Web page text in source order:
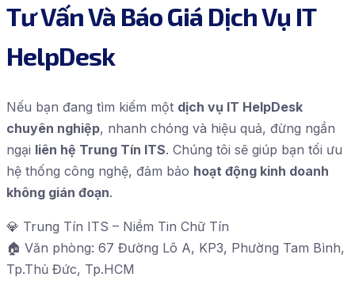
Tư Vấn Và Báo Giá Dịch Vụ IT
HelpDesk
Nếu bạn đang tìm kiếm một dịch vụ IT HelpDesk
chuyên nghiệp, nhanh chóng và hiệu quả, đừng ngần
ngại liên hệ Trung Tín ITS. Chúng tôi sẽ giúp bạn tối ưu
hệ thống công nghệ, đảm bảo hoạt động kinh doanh
không gián đoạn.
💎 Trung Tín ITS – Niềm Tin Chữ Tín
🏠 Văn phòng: 67 Đường Lô A, KP3, Phường Tam Bình,
Tp.Thủ Đức, Tp.HCM